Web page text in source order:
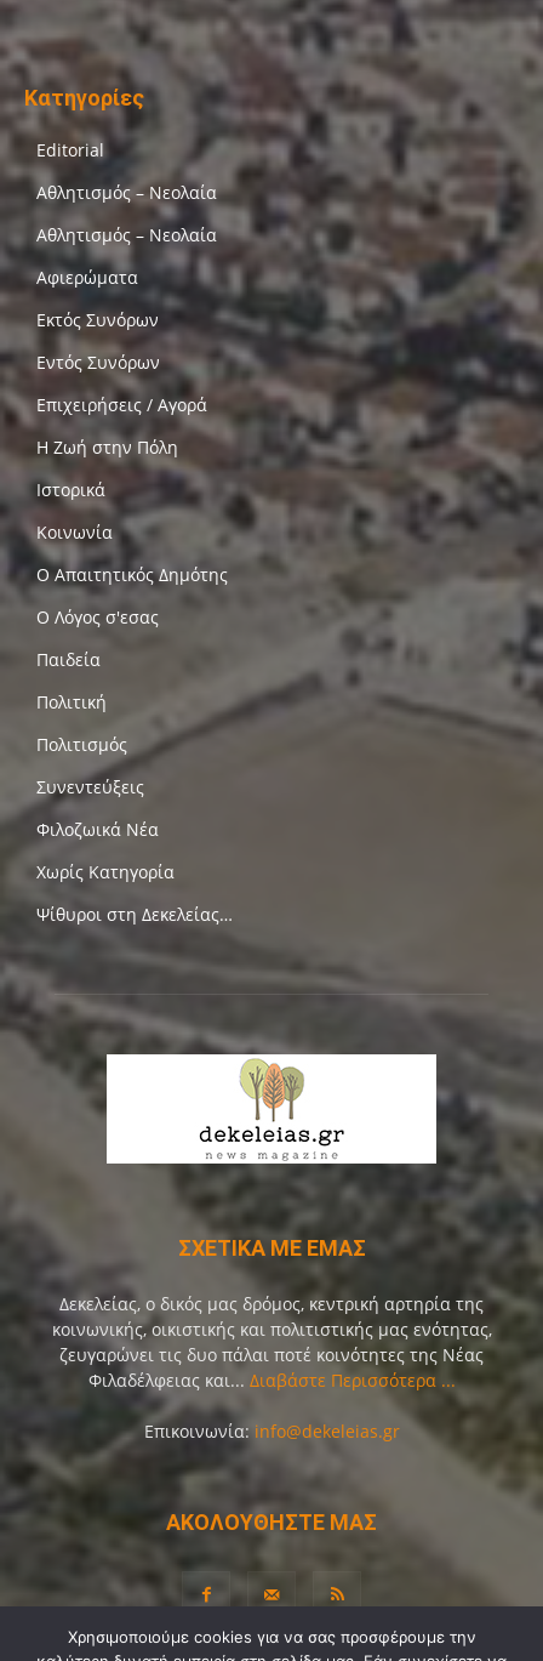
Κατηγορίες
Editorial
Αθλητισμός – Νεολαία
Αθλητισμός – Νεολαία
Αφιερώματα
Εκτός Συνόρων
Εντός Συνόρων
Επιχειρήσεις / Αγορά
Η Ζωή στην Πόλη
Ιστορικά
Κοινωνία
Ο Απαιτητικός Δημότης
Ο Λόγος σ'εσας
Παιδεία
Πολιτική
Πολιτισμός
Συνεντεύξεις
Φιλοζωικά Νέα
Χωρίς Κατηγορία
Ψίθυροι στη Δεκελείας…
ΣΧΕΤΙΚΑ ΜΕ ΕΜΑΣ
Δεκελείας, ο δικός μας δρόμος, κεντρική αρτηρία της
κοινωνικής, οικιστικής και πολιτιστικής μας ενότητας,
ζευγαρώνει τις δυο πάλαι ποτέ κοινότητες της Νέας
Φιλαδέλφειας και... Διαβάστε Περισσότερα ...
Επικοινωνία: info@dekeleias.gr
ΑΚΟΛΟΥΘΗΣΤΕ ΜΑΣ
Χρησιμοποιούμε cookies για να σας προσφέρουμε την